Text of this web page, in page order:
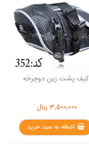
کیف پشت زین دوچرخه
3,500,000 ریال
اضافه به سبد خرید